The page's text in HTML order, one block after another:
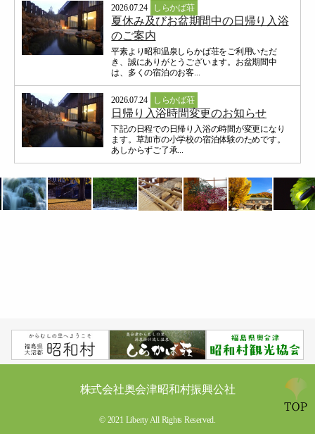
2026.07.24 しらかば荘
夏休み及びお盆期間中の日帰り入浴
のご案内
平素より昭和温泉しらかば荘をご利用いただ
き、誠にありがとうございます。お盆期間中
は、多くの宿泊のお客...
2026.07.24 しらかば荘
日帰り入浴時間変更のお知らせ
下記の日程での日帰り入浴の時間が変更になり
ます。草加市の小学校の宿泊体験のためです。
あしからずご了承...
株式会社奥会津昭和村振興公社
© 2021 Liberty All Rights Reserved.